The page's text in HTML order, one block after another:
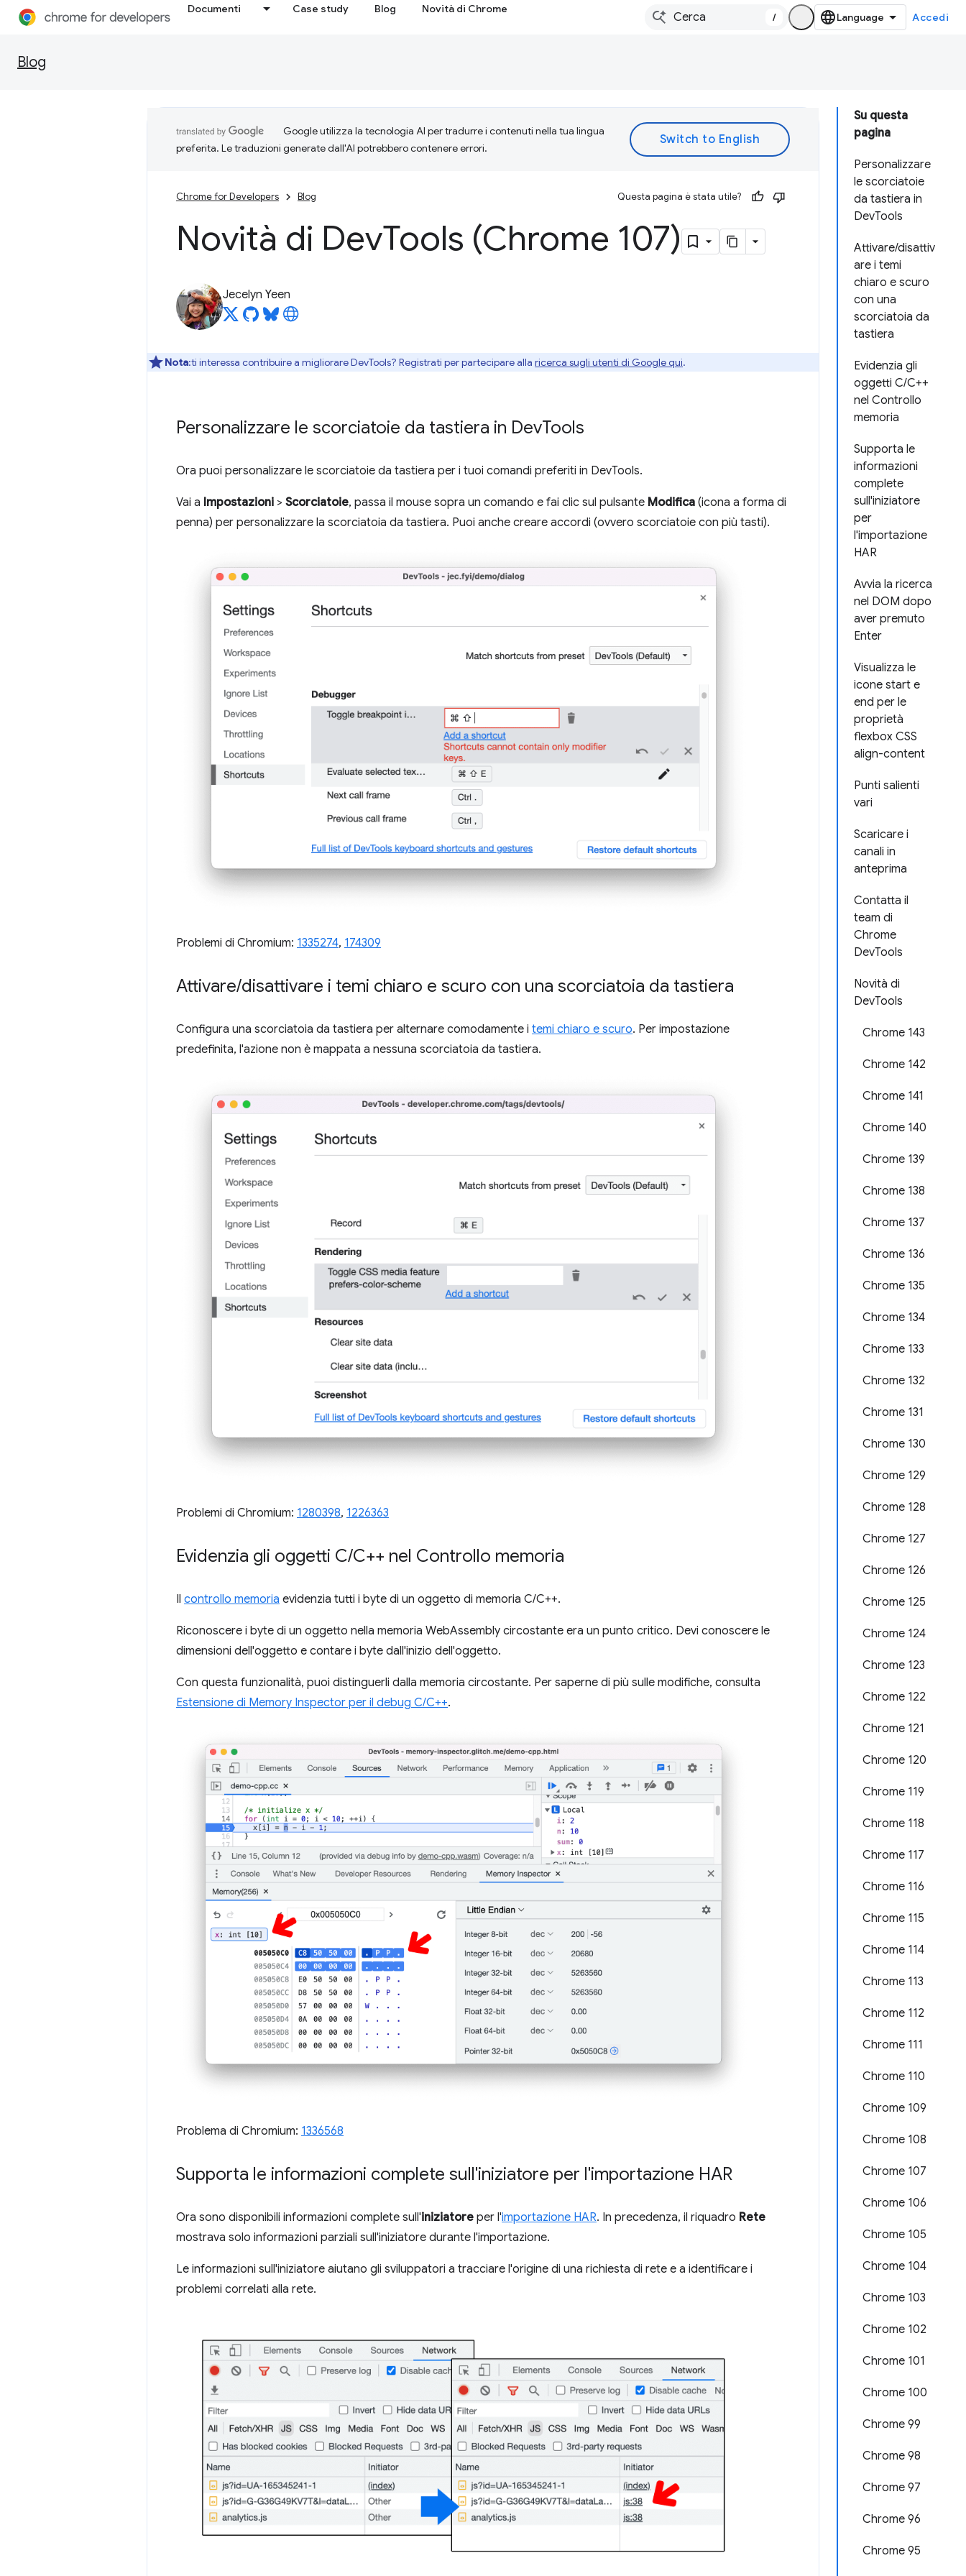
Documenti Case study Blog Novità di Chrome
/ Accedi
Blog
Su questa
pagina
Personalizzare
le scorciatoie
da tastiera in
DevTools
Attivare/disattiv
are i temi
chiaro e scuro
con una
scorciatoia da
tastiera
Evidenzia gli
oggetti C/C++
nel Controllo
memoria
Supporta le
informazioni
complete
sull'iniziatore
per
l'importazione
HAR
Avvia la ricerca
nel DOM dopo
aver premuto
Enter
Visualizza le
icone start e
end per le
proprietà
flexbox CSS
align-content
Punti salienti
vari
Scaricare i
canali in
anteprima
Contatta il
team di
Chrome
DevTools
Novità di
DevTools
Chrome 143
Chrome 142
Chrome 141
Chrome 140
Chrome 139
Chrome 138
Chrome 137
Chrome 136
Chrome 135
Chrome 134
Chrome 133
Chrome 132
Chrome 131
Chrome 130
Chrome 129
Chrome 128
Chrome 127
Chrome 126
Chrome 125
Chrome 124
Chrome 123
Chrome 122
Chrome 121
Chrome 120
Chrome 119
Chrome 118
Chrome 117
Chrome 116
Chrome 115
Chrome 114
Chrome 113
Chrome 112
Chrome 111
Chrome 110
Chrome 109
Chrome 108
Chrome 107
Chrome 106
Chrome 105
Chrome 104
Chrome 103
Chrome 102
Chrome 101
Chrome 100
Chrome 99
Chrome 98
Chrome 97
Chrome 96
Chrome 95
Google utilizza la tecnologia AI per tradurre i contenuti nella tua lingua
preferita. Le traduzioni generate dall'AI potrebbero contenere errori.
Chrome for Developers Blog Questa pagina è stata utile?
Novità di DevTools (Chrome 107)
Jecelyn Yeen
Nota:ti interessa contribuire a migliorare DevTools? Registrati per partecipare alla ricerca sugli utenti di Google qui.
Personalizzare le scorciatoie da tastiera in DevTools
Ora puoi personalizzare le scorciatoie da tastiera per i tuoi comandi preferiti in DevTools.
Vai a Impostazioni > Scorciatoie, passa il mouse sopra un comando e fai clic sul pulsante Modifica (icona a forma di
penna) per personalizzare la scorciatoia da tastiera. Puoi anche creare accordi (ovvero scorciatoie con più tasti).
Problemi di Chromium: 1335274, 174309
Attivare/disattivare i temi chiaro e scuro con una scorciatoia da tastiera
Configura una scorciatoia da tastiera per alternare comodamente i temi chiaro e scuro. Per impostazione
predefinita, l'azione non è mappata a nessuna scorciatoia da tastiera.
Problemi di Chromium: 1280398, 1226363
Evidenzia gli oggetti C/C++ nel Controllo memoria
Il controllo memoria evidenzia tutti i byte di un oggetto di memoria C/C++.
Riconoscere i byte di un oggetto nella memoria WebAssembly circostante era un punto critico. Devi conoscere le
dimensioni dell'oggetto e contare i byte dall'inizio dell'oggetto.
Con questa funzionalità, puoi distinguerli dalla memoria circostante. Per saperne di più sulle modifiche, consulta
Estensione di Memory Inspector per il debug C/C++.
Problema di Chromium: 1336568
Supporta le informazioni complete sull'iniziatore per l'importazione HAR
Ora sono disponibili informazioni complete sull'iniziatore per l'importazione HAR. In precedenza, il riquadro Rete
mostrava solo informazioni parziali sull'iniziatore durante l'importazione.
Le informazioni sull'iniziatore aiutano gli sviluppatori a tracciare l'origine di una richiesta di rete e a identificare i
problemi correlati alla rete.